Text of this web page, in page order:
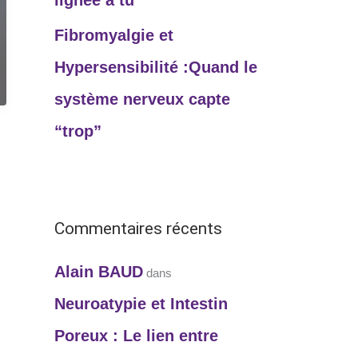
Fibromyalgie et
Hypersensibilité :Quand le
système nerveux capte
“trop”
Commentaires récents
Alain BAUD dans
Neuroatypie et Intestin
Poreux : Le lien entre